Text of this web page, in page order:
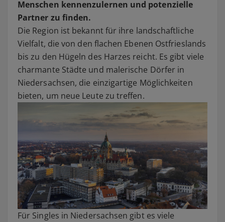
Menschen kennenzulernen und potenzielle
Partner zu finden.
Die Region ist bekannt für ihre landschaftliche
Vielfalt, die von den flachen Ebenen Ostfrieslands
bis zu den Hügeln des Harzes reicht. Es gibt viele
charmante Städte und malerische Dörfer in
Niedersachsen, die einzigartige Möglichkeiten
bieten, um neue Leute zu treffen.
Für Singles in Niedersachsen gibt es viele